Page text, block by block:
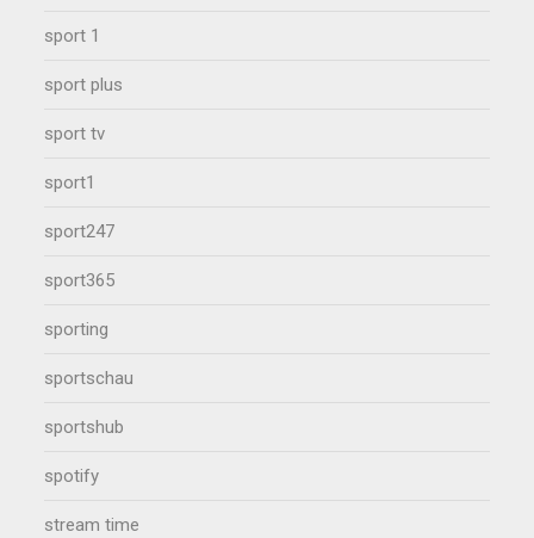
sport 1
sport plus
sport tv
sport1
sport247
sport365
sporting
sportschau
sportshub
spotify
stream time